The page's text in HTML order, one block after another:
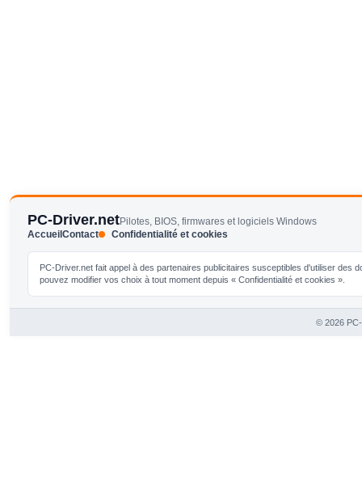
PC-Driver.netPilotes, BIOS, firmwares et logiciels Windows
AccueilContact Confidentialité et cookies
PC-Driver.net fait appel à des partenaires publicitaires susceptibles d'utiliser
pouvez modifier vos choix à tout moment depuis « Confidentialité et cookies ».
© 2026